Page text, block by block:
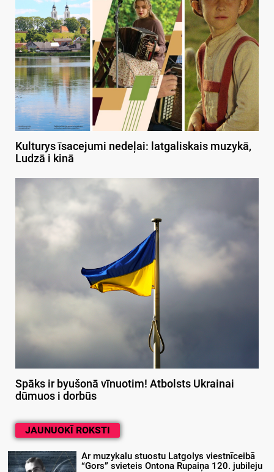
Kulturys īsacejumi nedeļai: latgaliskais muzykā,
Ludzā i kinā
Spāks ir byušonā vīnuotim! Atbolsts Ukrainai
dūmuos i dorbūs
JAUNUOKĪ ROKSTI
Ar muzykalu stuostu Latgolys viestnīceibā
“Gors” svieteis Ontona Rupaiņa 120. jubileju